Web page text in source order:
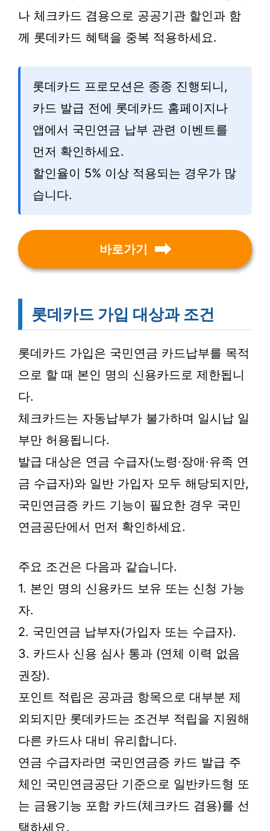
나 체크카드 겸용으로 공공기관 할인과 함
께 롯데카드 혜택을 중복 적용하세요.
롯데카드 프로모션은 종종 진행되니,
카드 발급 전에 롯데카드 홈페이지나
앱에서 국민연금 납부 관련 이벤트를
먼저 확인하세요.
할인율이 5% 이상 적용되는 경우가 많
습니다.
바로가기
롯데카드 가입 대상과 조건
롯데카드 가입은 국민연금 카드납부를 목적
으로 할 때 본인 명의 신용카드로 제한됩니
다.
체크카드는 자동납부가 불가하며 일시납 일
부만 허용됩니다.
발급 대상은 연금 수급자(노령·장애·유족 연
금 수급자)와 일반 가입자 모두 해당되지만,
국민연금증 카드 기능이 필요한 경우 국민
연금공단에서 먼저 확인하세요.
주요 조건은 다음과 같습니다.
1. 본인 명의 신용카드 보유 또는 신청 가능
자.
2. 국민연금 납부자(가입자 또는 수급자).
3. 카드사 신용 심사 통과 (연체 이력 없음
권장).
포인트 적립은 공과금 항목으로 대부분 제
외되지만 롯데카드는 조건부 적립을 지원해
다른 카드사 대비 유리합니다.
연금 수급자라면 국민연금증 카드 발급 주
체인 국민연금공단 기준으로 일반카드형 또
는 금융기능 포함 카드(체크카드 겸용)를 선
택하세요.